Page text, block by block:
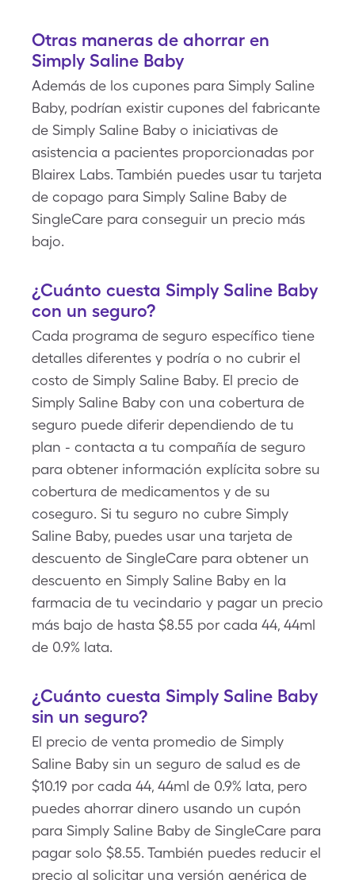
Otras maneras de ahorrar en
Simply Saline Baby
Además de los cupones para Simply Saline
Baby, podrían existir cupones del fabricante
de Simply Saline Baby o iniciativas de
asistencia a pacientes proporcionadas por
Blairex Labs. También puedes usar tu tarjeta
de copago para Simply Saline Baby de
SingleCare para conseguir un precio más
bajo.
¿Cuánto cuesta Simply Saline Baby
con un seguro?
Cada programa de seguro específico tiene
detalles diferentes y podría o no cubrir el
costo de Simply Saline Baby. El precio de
Simply Saline Baby con una cobertura de
seguro puede diferir dependiendo de tu
plan - contacta a tu compañía de seguro
para obtener información explícita sobre su
cobertura de medicamentos y de su
coseguro. Si tu seguro no cubre Simply
Saline Baby, puedes usar una tarjeta de
descuento de SingleCare para obtener un
descuento en Simply Saline Baby en la
farmacia de tu vecindario y pagar un precio
más bajo de hasta $8.55 por cada 44, 44ml
de 0.9% lata.
¿Cuánto cuesta Simply Saline Baby
sin un seguro?
El precio de venta promedio de Simply
Saline Baby sin un seguro de salud es de
$10.19 por cada 44, 44ml de 0.9% lata, pero
puedes ahorrar dinero usando un cupón
para Simply Saline Baby de SingleCare para
pagar solo $8.55. También puedes reducir el
precio al solicitar una versión genérica de